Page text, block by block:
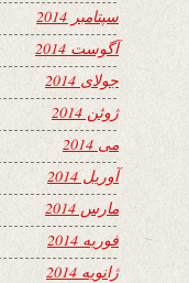
سپتامبر 2014
آگوست 2014
جولای 2014
ژوئن 2014
می 2014
آوریل 2014
مارس 2014
فوریه 2014
ژانویه 2014